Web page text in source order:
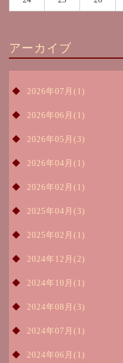
アーカイブ
2026年07月(1)
2026年06月(1)
2026年05月(3)
2026年04月(1)
2026年02月(1)
2025年04月(3)
2025年02月(1)
2024年12月(2)
2024年10月(1)
2024年08月(3)
2024年07月(1)
2024年06月(1)